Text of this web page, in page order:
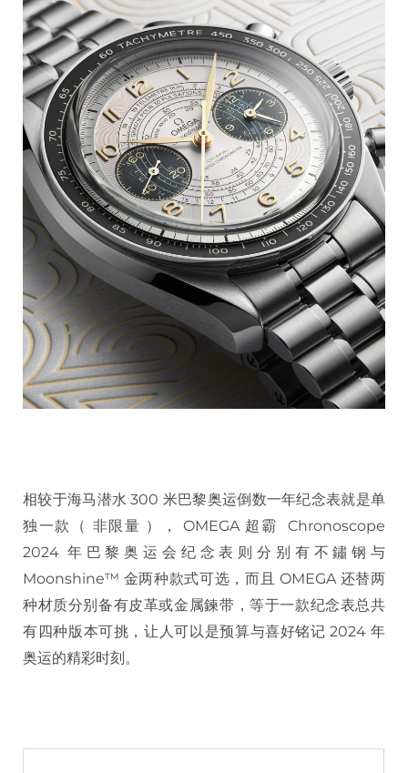
相较于海马潜水 300 米巴黎奥运倒数一年纪念表就是单
独一款（ 非限量 ）， OMEGA 超霸 Chronoscope
2024 年巴黎奥运会纪念表则分别有不鏽钢与
Moonshine™ 金两种款式可选，而且 OMEGA 还替两
种材质分别备有皮革或金属鍊带，等于一款纪念表总共
有四种版本可挑，让人可以是预算与喜好铭记 2024 年
奥运的精彩时刻。